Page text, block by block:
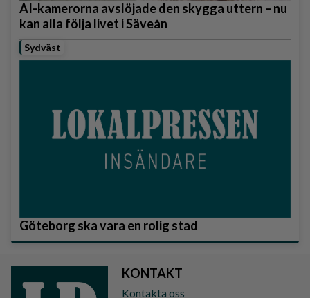
AI-kamerorna avslöjade den skygga uttern – nu
kan alla följa livet i Säveån
Sydväst
Göteborg ska vara en rolig stad
KONTAKT
Kontakta oss